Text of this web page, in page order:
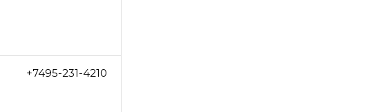
+7495-231-4210